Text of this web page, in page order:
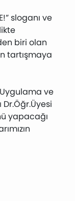
sloganı ve
biri olan
tartışmaya
ve
Dr.Öğr.Üyesi
yapacağı